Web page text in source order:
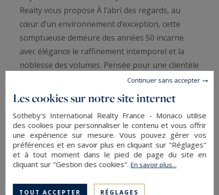
Realty vous propose À l’abri des regards, au
cœur d’un environnement d’exception, cette
somptueuse demeure des années 50 incarne
avec élégance le raffinement intemporel et la
noblesse des volumes. Pensée pour une clientèle
exigeante, elle déploie six chambres aux
proportions généreuses, offrant un cadre de vie
aussi exclusif qu’harmonieux.
Inondée de lumière naturelle grâce à de larges
ouvertures, la propriété révèle de majestueuses
pièces de réception, sublimées par une
circulation fluide et des perspectives raffinées. La
vie, invite à des instants privilégiés, entre
Les cookies sur notre site internet
Sotheby's International Realty France - Monaco utilise
des cookies pour personnaliser le contenu et vous offrir
une expérience sur mesure. Vous pouvez gérer vos
préférences et en savoir plus en cliquant sur "Réglages"
et à tout moment dans le pied de page du site en
cliquant sur "Gestion des cookies".En savoir plus...
TOUT ACCEPTER RÉGLAGES
Continuer sans accepter